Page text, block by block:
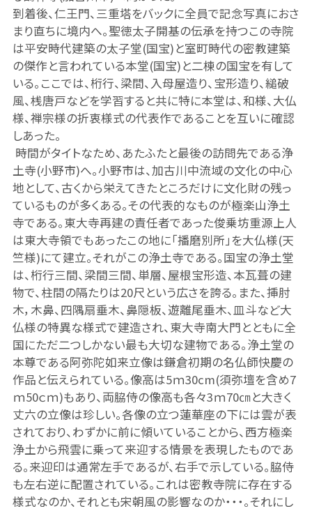
到着後、仁王門、三重塔をバックに全員で記念写真におさ
まり直ちに境内へ。聖徳太子開基の伝承を持つこの寺院
は平安時代建築の太子堂(国宝)と室町時代の密教建築
の傑作と言われている本堂(国宝)と二棟の国宝を有して
いる。 ここでは、桁行、梁間、入母屋造り、宝形造り、縋破
風、桟唐戸などを学習すると共に特に本堂は、和様、大仏
様、禅宗様の折衷様式の代表作であることを互いに確認
しあった。
時間がタイトなため、あたふたと最後の訪問先である浄
土寺(小野市)へ。小野市は、加古川中流域の文化の中心
地として、古くから栄えてきたところだけに文化財の残っ
ているものが多くある。その代表的なものが極楽山浄土
寺である。東大寺再建の責任者であった俊乗坊重源上人
は東大寺領でもあったこの地に「播磨別所」を大仏様(天
竺様)にて建立。それがこの浄土寺である。国宝の浄土堂
は、桁行三間、梁間三間、単層、屋根宝形造、本瓦葺の建
物で、柱間の隔たりは20尺という広さを誇る。また、挿肘
木，木鼻、四隅扇垂木、鼻隠板、遊離尾垂木、皿斗など大
仏様の特異な様式で建造され、東大寺南大門とともに全
国にただ二つしかない最も大切な建物である。浄土堂の
本尊である阿弥陀如来立像は鎌倉初期の名仏師快慶の
作品と伝えられている。像高は5ｍ30cm(須弥壇を含め7
ｍ50ｃｍ)もあり、両脇侍の像高も各々3ｍ70㎝と大きく
丈六の立像は珍しい。各像の立つ蓮華座の下には雲が表
されており、わずかに前に傾いていることから、西方極楽
浄土から飛雲に乗って来迎する情景を表現したものであ
る。来迎印は通常左手であるが、右手で示している。脇侍
も左右逆に配置されている。これは密教寺院に存在する
様式なのか、それとも宋朝風の影響なのか・・・。それにし